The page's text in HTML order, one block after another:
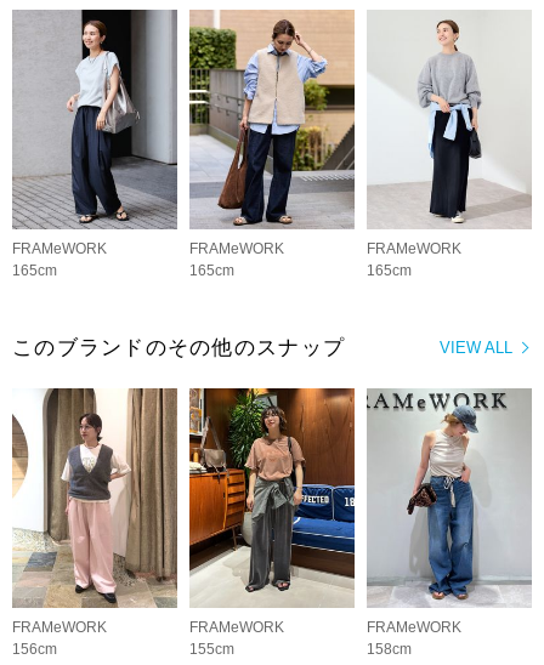
FRAMeWORK
165cm
FRAMeWORK
165cm
FRAMeWORK
165cm
VIEW ALL
このブランドのその他のスナップ
FRAMeWORK
156cm
FRAMeWORK
155cm
FRAMeWORK
158cm